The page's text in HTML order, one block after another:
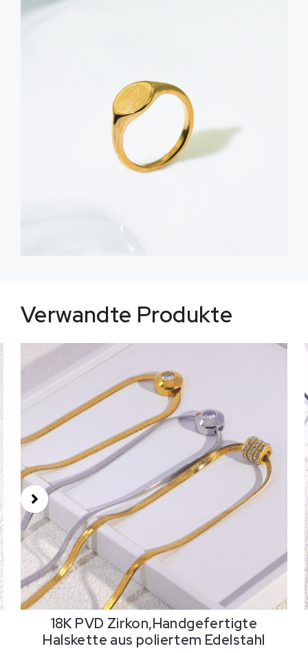
Verwandte Produkte
18K PVD Zirkon,Handgefertigte
Halskette aus poliertem Edelstahl